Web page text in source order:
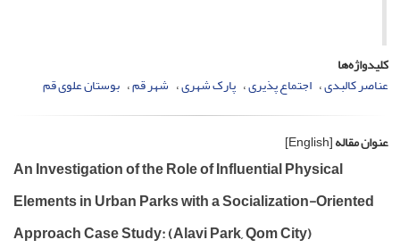
کلیدواژه‌ها
عناصر کالبدی اجتماع پذیری پارک شهری شهر قم بوستان علوی قم
عنوان مقاله[English]
An Investigation of the Role of Influential Physical
Elements in Urban Parks with a Socialization-Oriented
Approach Case Study: (Alavi Park, Qom City)